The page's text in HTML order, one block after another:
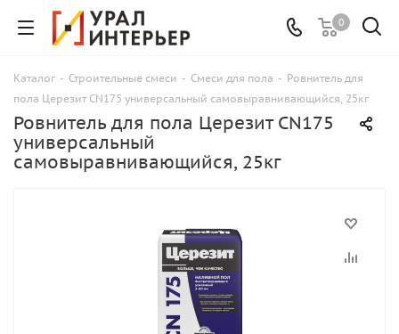
0
Каталог - Строительные смеси - Смеси для пола - Ровнитель для
пола Церезит CN175 универсальный самовыравнивающийся, 25кг
Ровнитель для пола Церезит CN175
универсальный
самовыравнивающийся, 25кг